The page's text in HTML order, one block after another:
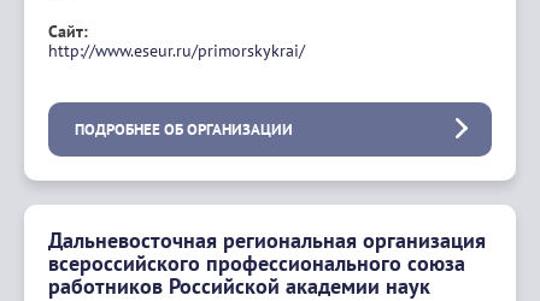
Сайт:
http://www.eseur.ru/primorskykrai/
ПОДРОБНЕЕ ОБ ОРГАНИЗАЦИИ
Дальневосточная региональная организация
всероссийского профессионального союза
работников Российской академии наук